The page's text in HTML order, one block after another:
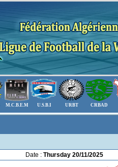
M.C.B.E.M U.S.B.I URBT CRBAD
Date : Thursday 20/11/2025